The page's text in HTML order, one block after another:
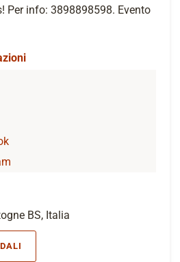
Per info: 3898898598. Evento
BS, Italia